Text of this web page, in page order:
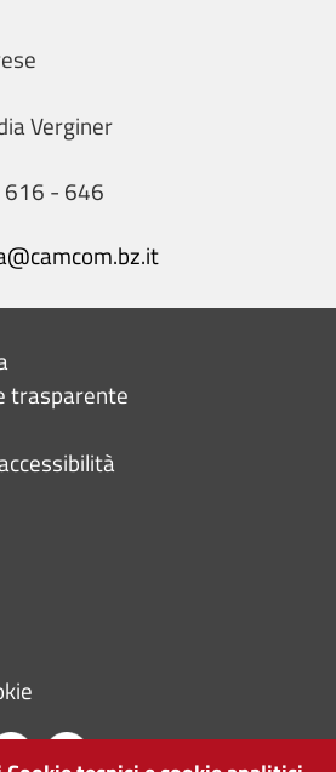
Verginer
- 646
trasparente